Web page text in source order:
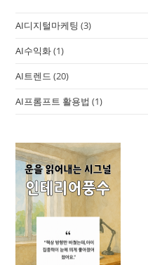
AI디지털마케팅 (3)
AI수익화(1)
AI트렌드 (20)
AI프롬프트 활용법 (1)